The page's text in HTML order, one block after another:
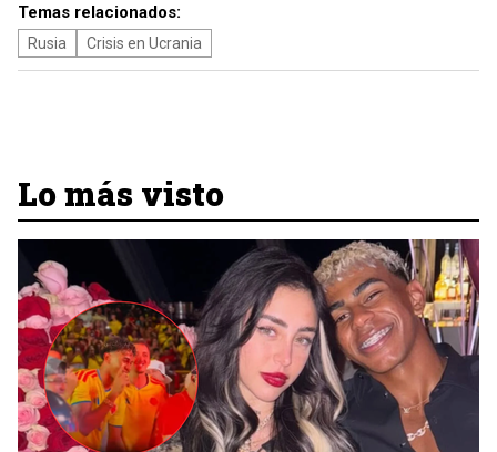
Temas relacionados:
Rusia Crisis en Ucrania
Lo más visto